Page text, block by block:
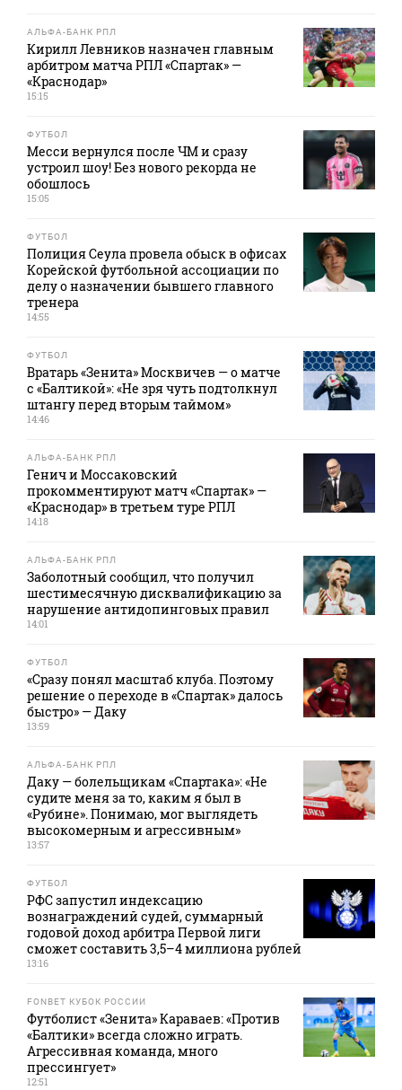
АЛЬФА-БАНК РПЛ
Кирилл Левников назначен главным
арбитром матча РПЛ «Спартак» —
«Краснодар»
15:15
ФУТБОЛ
Месси вернулся после ЧМ и сразу
устроил шоу! Без нового рекорда не
обошлось
15:05
ФУТБОЛ
Полиция Сеула провела обыск в офисах
Корейской футбольной ассоциации по
делу о назначении бывшего главного
тренера
14:55
ФУТБОЛ
Вратарь «Зенита» Москвичев — о матче
с «Балтикой»: «Не зря чуть подтолкнул
штангу перед вторым таймом»
14:46
АЛЬФА-БАНК РПЛ
Генич и Моссаковский
прокомментируют матч «Спартак» —
«Краснодар» в третьем туре РПЛ
14:18
АЛЬФА-БАНК РПЛ
Заболотный сообщил, что получил
шестимесячную дисквалификацию за
нарушение антидопинговых правил
14:01
ФУТБОЛ
«Сразу понял масштаб клуба. Поэтому
решение о переходе в «Спартак» далось
быстро» — Даку
13:59
АЛЬФА-БАНК РПЛ
Даку — болельщикам «Спартака»: «Не
судите меня за то, каким я был в
«Рубине». Понимаю, мог выглядеть
высокомерным и агрессивным»
13:57
ФУТБОЛ
РФС запустил индексацию
вознаграждений судей, суммарный
годовой доход арбитра Первой лиги
сможет составить 3,5–4 миллиона рублей
13:16
FONBET КУБОК РОССИИ
Футболист «Зенита» Караваев: «Против
«Балтики» всегда сложно играть.
Агрессивная команда, много
прессингует»
12:51